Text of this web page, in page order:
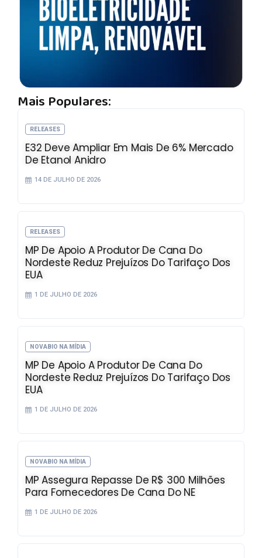
Mais Populares:
RELEASES
E32 Deve Ampliar Em Mais De 6% Mercado
De Etanol Anidro
14 DE JULHO DE 2026
RELEASES
MP De Apoio A Produtor De Cana Do
Nordeste Reduz Prejuízos Do Tarifaço Dos
EUA
1 DE JULHO DE 2026
NOVABIO NA MÍDIA
MP De Apoio A Produtor De Cana Do
Nordeste Reduz Prejuízos Do Tarifaço Dos
EUA
1 DE JULHO DE 2026
NOVABIO NA MÍDIA
MP Assegura Repasse De R$ 300 Milhões
Para Fornecedores De Cana Do NE
1 DE JULHO DE 2026